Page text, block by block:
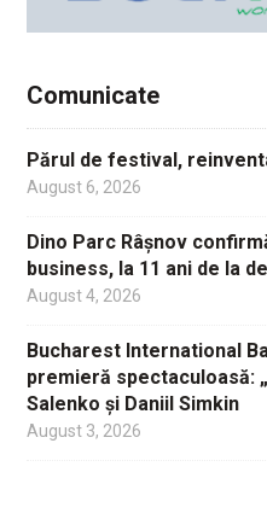
Comunicate
Părul de festival,
August 6, 2026
Dino Parc Râșnov
business, la 11 ani de la
August 4, 2026
Bucharest International
premieră spectaculoasă:
Salenko și Daniil Simkin
August 3, 2026